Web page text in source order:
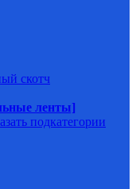
скотч
ленты]
подкатегории